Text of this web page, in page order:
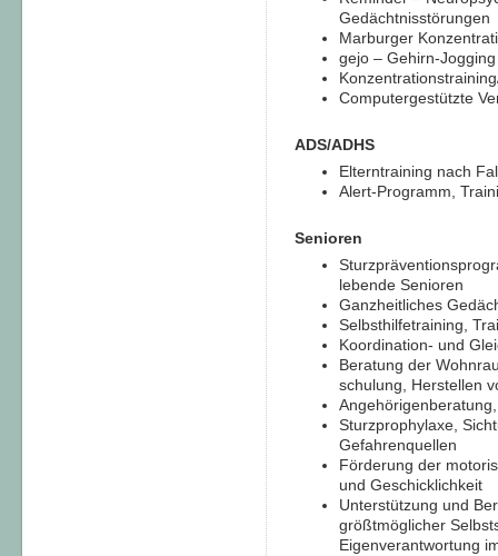
Gedächtnisstörungen
Marburger
gejo – Gehirn-
Computergestützte
ADS/ADHS
Elterntraining nach
Alert-Programm,
Senioren
lebende Senioren
Ganzheitliches
Selbsthilfetraining,
Koordination- und
Beratung der
schulung, Herstellen
Sturzprophylaxe,
Gefahrenquellen
Förderung der
und Geschicklichkeit
Unterstützung und
größtmöglicher
Eigenverantwortung